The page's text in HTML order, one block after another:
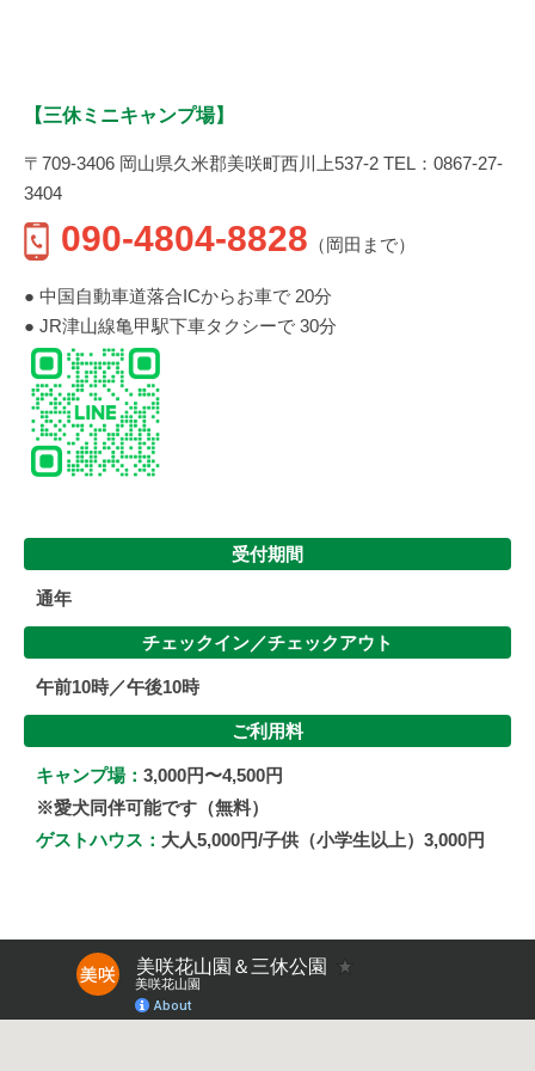
【三休ミニキャンプ場】
〒709-3406 岡山県久米郡美咲町西川上537-2 TEL：0867-27-
3404
090-4804-8828 （岡田まで）
● 中国自動車道落合ICからお車で 20分
● JR津山線亀甲駅下車タクシーで 30分
受付期間
通年
チェックイン／チェックアウト
午前10時／午後10時
ご利用料
キャンプ場： 3,000円〜4,500円
※愛犬同伴可能です（無料）
ゲストハウス： 大人5,000円/子供（小学生以上）3,000円